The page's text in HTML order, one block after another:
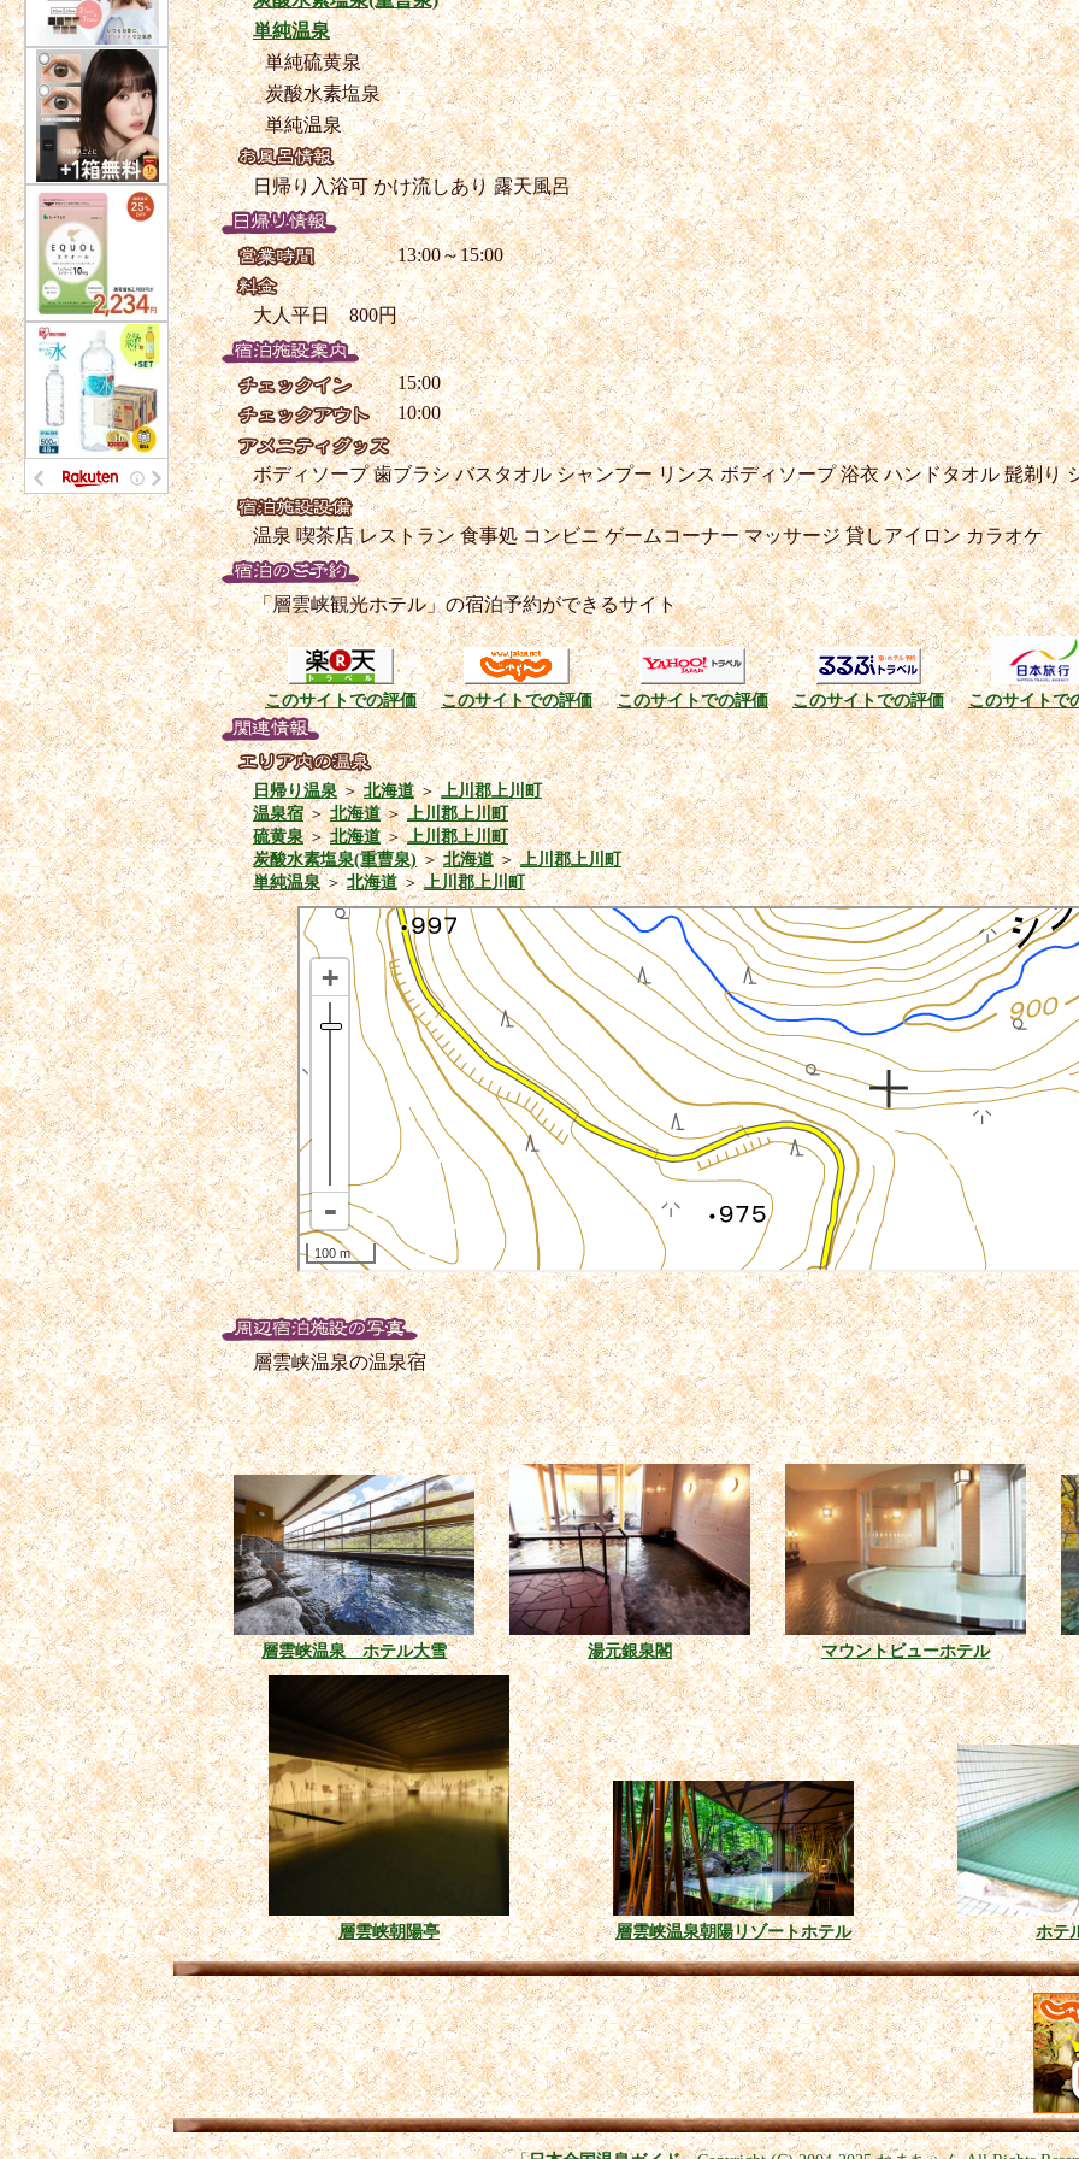
単純温泉
単純硫黄泉
炭酸水素塩泉
単純温泉
日帰り入浴可かけ流しあり露天風呂
13:00～15:00
大人平日 800円
15:00
10:00
ボディソープ歯ブラシバスタオルシャンプーリンスボディソープ浴衣ハンドタオル髭剃り
温泉喫茶店レストラン食事処コンビニゲームコーナーマッサージ貸しアイロンカラオケ
「層雲峡観光ホテル」の宿泊予約ができるサイト
このサイトでの評価 このサイトでの評価 このサイトでの評価 このサイトでの評価 このサイトで
日帰り温泉＞北海道＞上川郡上川町
温泉宿＞北海道＞上川郡上川町
硫黄泉＞北海道＞上川郡上川町
炭酸水素塩泉(重曹泉)＞北海道＞上川郡上川町
単純温泉＞北海道＞上川郡上川町
層雲峡温泉の温泉宿
層雲峡温泉 ホテル大雪 湯元銀泉閣 マウントビューホテル
層雲峡朝陽亭 層雲峡温泉朝陽リゾートホテル ホテ